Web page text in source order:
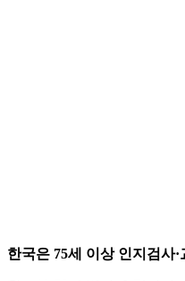
한국은 75세 이상 인지검사